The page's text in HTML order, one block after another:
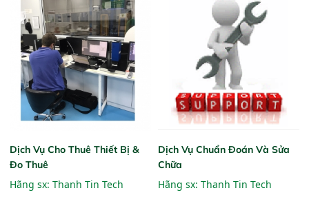
Dịch Vụ Cho Thuê Thiết Bị &
Đo Thuê
Hãng sx: Thanh Tin Tech
Dịch Vụ Chuẩn Đoán Và Sửa
Chữa
Hãng sx: Thanh Tin Tech